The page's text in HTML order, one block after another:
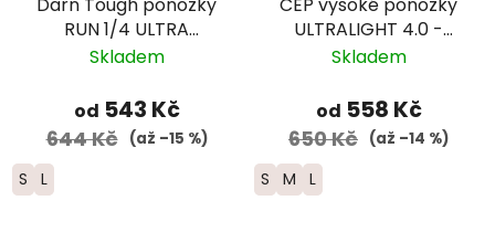
Darn Tough ponožky
RUN 1/4 ULTRA
Lightweight Merino -
Skladem
od 543 Kč
644 Kč (až –15 %)
S L
CEP vysoké ponožky
ULTRALIGHT 4.0 -
dámské –
Skladem
od 558 Kč
650 Kč (až –14 %)
S M L